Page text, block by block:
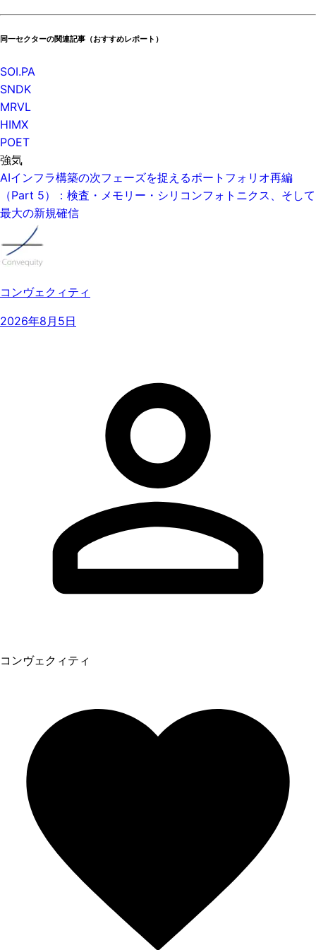
同一セクターの関連記事（おすすめレポート）
SOI.PA
SNDK
MRVL
HIMX
POET
強気
AIインフラ構築の次フェーズを捉えるポートフォリオ再編
（Part 5）：検査・メモリー・シリコンフォトニクス、そして
最大の新規確信
コンヴェクィティ
2026年8月5日
コンヴェクィティ